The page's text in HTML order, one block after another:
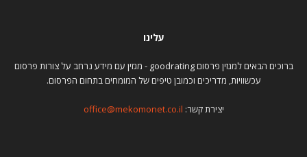
עלינו
ברוכים הבאים למגזין פרסום goodrating - מגזין עם מידע נרחב על צורות פרסום
עכשוויות, מדריכים וכמובן טיפים של המומחים בתחום הפרסום.
יצירת קשר: office@mekomonet.co.il